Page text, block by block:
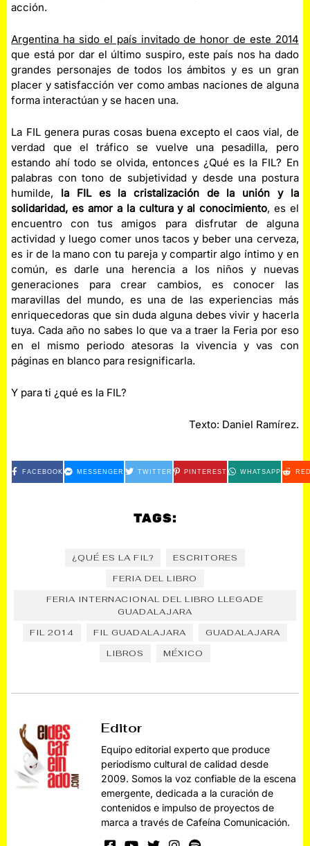
acción.
Argentina ha sido el país invitado de honor de este 2014
que está por dar el último suspiro, este país nos ha dado
grandes personajes de todos los ámbitos y es un gran
placer y satisfacción ver como ambas naciones de alguna
forma interactúan y se hacen una.
La FIL genera puras cosas buena excepto el caos vial, de
verdad que el tráfico se vuelve una pesadilla, pero
estando ahí todo se olvida, entonces ¿Qué es la FIL? En
palabras con tono de subjetividad y desde una postura
humilde, la FIL es la cristalización de la unión y la
solidaridad, es amor a la cultura y al conocimiento, es el
encuentro con tus amigos para disfrutar de alguna
actividad y luego comer unos tacos y beber una cerveza,
es ir de la mano con tu pareja y compartir algo íntimo y en
común, es darle una herencia a los niños y nuevas
generaciones para crear cambios, es conocer las
maravillas del mundo, es una de las experiencias más
enriquecedoras que sin duda alguna debes vivir y hacerla
tuya. Cada año no sabes lo que va a traer la Feria por eso
en el mismo periodo atesoras la vivencia y vas con
páginas en blanco para resignificarla.
Y para ti ¿qué es la FIL?
Texto: Daniel Ramírez.
FACEBOOK MESSENGER TWITTER PINTEREST WHATSAPP
TAGS:
¿QUÉ ES LA FIL?
ESCRITORES
FERIA DEL LIBRO
FERIA INTERNACIONAL DEL LIBRO LLEGADE
GUADALAJARA
FIL 2014
FIL GUADALAJARA
GUADALAJARA
LIBROS
MÉXICO
Editor
Equipo editorial experto que produce
periodismo cultural de calidad desde
2009. Somos la voz confiable de la escena
emergente, dedicada a la curación de
contenidos e impulso de proyectos de
marca a través de Cafeína Comunicación.